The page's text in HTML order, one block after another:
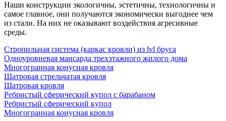
Наши конструкции экологичны, эстетичны, технологичны и
самое главное, они получаются экономически выгоднее чем
из стали. На них не оказывают воздействия агресивные
среды.
Стропильная система (каркас кровли) из lvl бруса
Одноуровневая мансарда трехэтажного жилого дома
Многогранная конусная кровля
Шатровая стрельчатая кровля
Шатровая кровля
Ребристый сферический купол с барабаном
Ребристый сферический купол
Многогранная конусная кровля